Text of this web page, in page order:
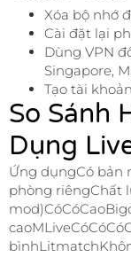
Xóa bộ nhớ
Cài đặt lại
Dùng VPN
Singapore,
Tạo tài
So Sánh
Dụng
Ứng dụngCó bản
phòng riêngChất